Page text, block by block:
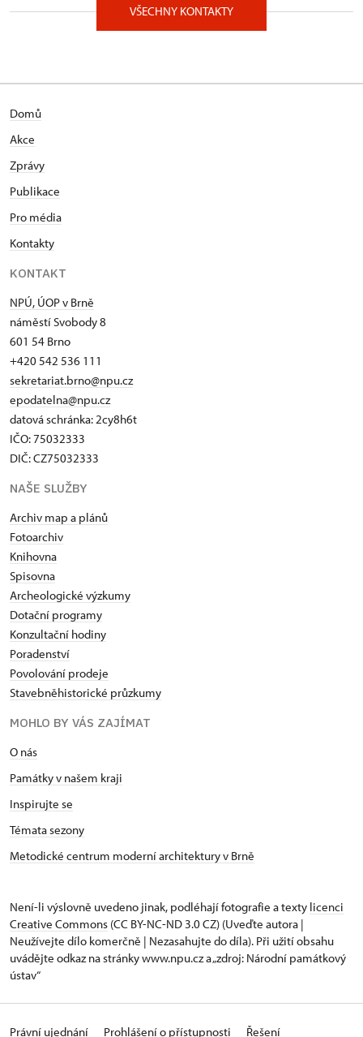
VŠECHNY KONTAKTY
Domů
Akce
Zprávy
Publikace
Pro média
Kontakty
KONTAKT
NPÚ, ÚOP v Brně
náměstí Svobody 8
601 54 Brno
+420 542 536 111
sekretariat.brno@npu.cz
epodatelna@npu.cz
datová schránka: 2cy8h6t​
IČO: 75032333
DIČ: CZ75032333
NAŠE SLUŽBY
Archiv map a plánů
Fotoarchiv
Knihovna
Spisovna
Archeologické výzkumy
Dotační programy
Konzultační hodiny
Poradenství
Povolování prodeje
Stavebněhistorické průzkumy
MOHLO BY VÁS ZAJÍMAT
O nás
Památky v našem kraji
Inspirujte se
Témata sezony
Metodické centrum moderní architektury v Brně
Není-li výslovně uvedeno jinak, podléhají fotografie a texty licenci
Creative Commons (CC BY-NC-ND 3.0 CZ) (Uveďte autora |
Neužívejte dílo komerčně | Nezasahujte do díla). Při užití obsahu
uvádějte odkaz na stránky www.npu.cz a „zdroj: Národní památkový
ústav“
Právní ujednání Prohlášení o přístupnosti Řešení